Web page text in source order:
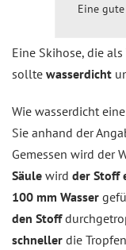
Eine
Eine Skihose, die als
sollte wasserdicht
Wie wasserdicht
Sie anhand der
Gemessen wird der
Säule wird der Stoff
100 mm Wasser
den Stoff
schneller die